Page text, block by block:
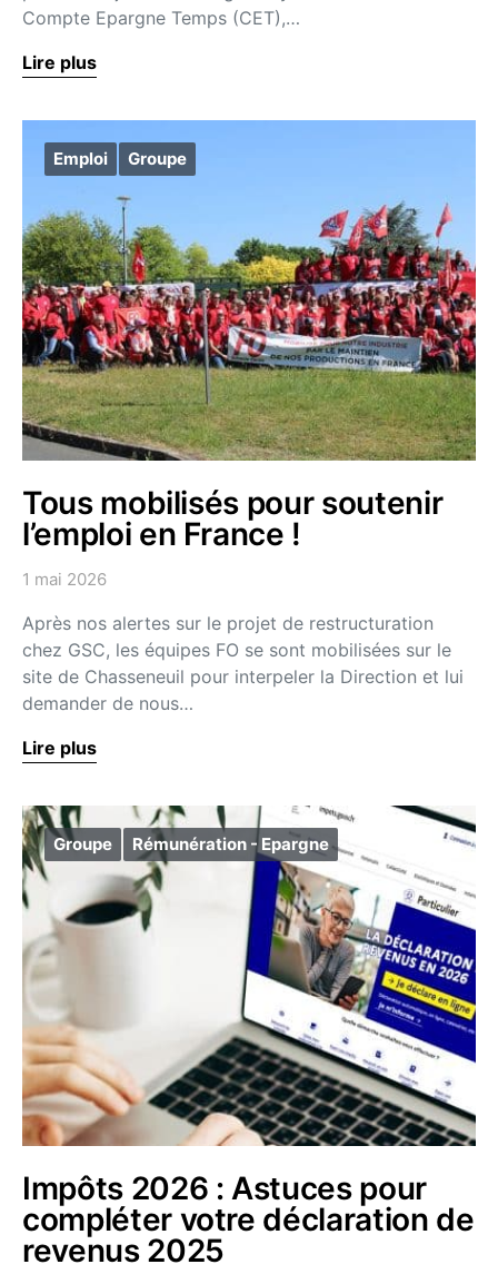
Compte Epargne Temps (CET),…
Lire plus
Emploi Groupe
Tous mobilisés pour soutenir
l’emploi en France !
1 mai 2026
Après nos alertes sur le projet de restructuration
chez GSC, les équipes FO se sont mobilisées sur le
site de Chasseneuil pour interpeler la Direction et lui
demander de nous…
Lire plus
Groupe Rémunération - Epargne
Impôts 2026 : Astuces pour
compléter votre déclaration de
revenus 2025